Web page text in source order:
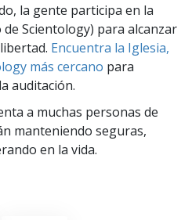
la gente participa en la
Scientology) para alcanzar
Encuentra la Iglesia,
más cercano para
auditación.
a muchas personas de
manteniendo seguras,
en la vida.